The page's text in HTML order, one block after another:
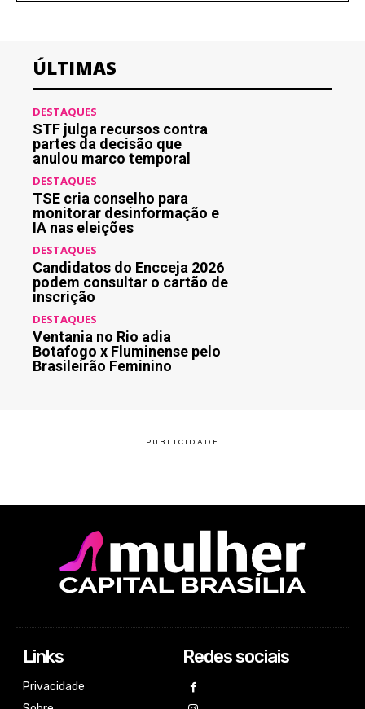
ÚLTIMAS
DESTAQUES
STF julga recursos contra
partes da decisão que
anulou marco temporal
DESTAQUES
TSE cria conselho para
monitorar desinformação e
IA nas eleições
DESTAQUES
Candidatos do Encceja 2026
podem consultar o cartão de
inscrição
DESTAQUES
Ventania no Rio adia
Botafogo x Fluminense pelo
Brasileirão Feminino
Links
Privacidade
Redes sociais